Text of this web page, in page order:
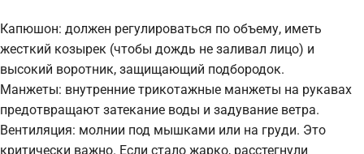
Капюшон: должен регулироваться по объему, иметь
жесткий козырек (чтобы дождь не заливал лицо) и
высокий воротник, защищающий подбородок.
Манжеты: внутренние трикотажные манжеты на рукавах
предотвращают затекание воды и задувание ветра.
Вентиляция: молнии под мышками или на груди. Это
критически важно. Если стало жарко, расстегнули